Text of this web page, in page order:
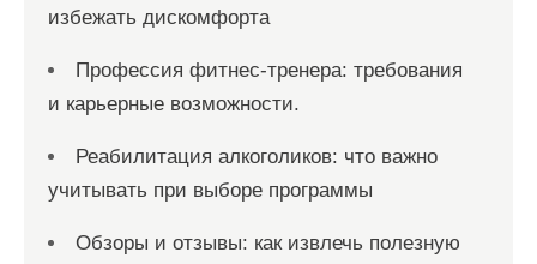
избежать дискомфорта
Профессия фитнес-тренера: требования
и карьерные возможности.
Реабилитация алкоголиков: что важно
учитывать при выборе программы
Обзоры и отзывы: как извлечь полезную